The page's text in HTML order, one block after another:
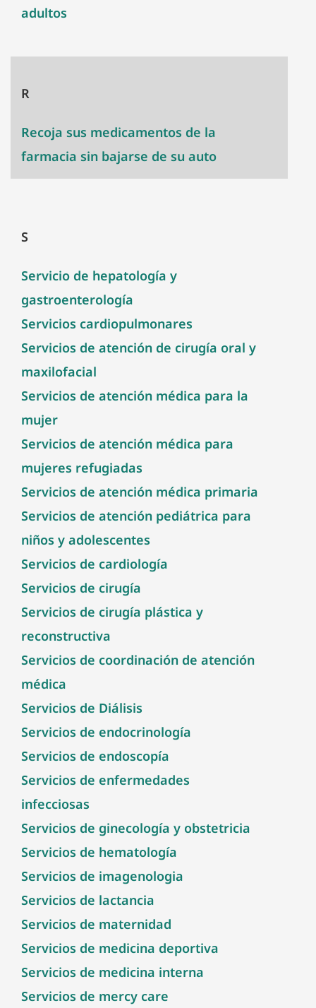
adultos
R
Recoja sus medicamentos de la
farmacia sin bajarse de su auto
S
Servicio de hepatología y
gastroenterología
Servicios cardiopulmonares
Servicios de atención de cirugía oral y
maxilofacial
Servicios de atención médica para la
mujer
Servicios de atención médica para
mujeres refugiadas
Servicios de atención médica primaria
Servicios de atención pediátrica para
niños y adolescentes
Servicios de cardiología
Servicios de cirugía
Servicios de cirugía plástica y
reconstructiva
Servicios de coordinación de atención
médica
Servicios de Diálisis
Servicios de endocrinología
Servicios de endoscopía
Servicios de enfermedades
infecciosas
Servicios de ginecología y obstetricia
Servicios de hematología
Servicios de imagenologia
Servicios de lactancia
Servicios de maternidad
Servicios de medicina deportiva
Servicios de medicina interna
Servicios de mercy care